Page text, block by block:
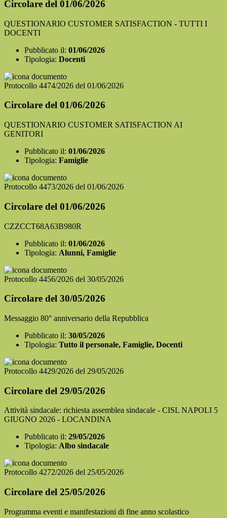
Circolare del 01/06/2026
QUESTIONARIO CUSTOMER SATISFACTION - TUTTI I
DOCENTI
Pubblicato il: 01/06/2026
Tipologia: Docenti
Protocollo 4474/2026 del 01/06/2026
Circolare del 01/06/2026
QUESTIONARIO CUSTOMER SATISFACTION AI
GENITORI
Pubblicato il: 01/06/2026
Tipologia: Famiglie
Protocollo 4473/2026 del 01/06/2026
Circolare del 01/06/2026
CZZCCT68A63B980R
Pubblicato il: 01/06/2026
Tipologia: Alunni, Famiglie
Protocollo 4456/2026 del 30/05/2026
Circolare del 30/05/2026
Messaggio 80° anniversario della Repubblica
Pubblicato il: 30/05/2026
Tipologia: Tutto il personale, Famiglie, Docenti
Protocollo 4429/2026 del 29/05/2026
Circolare del 29/05/2026
Attività sindacale: richiesta assemblea sindacale - CISL NAPOLI 5
GIUGNO 2026 - LOCANDINA
Pubblicato il: 29/05/2026
Tipologia: Albo sindacale
Protocollo 4272/2026 del 25/05/2026
Circolare del 25/05/2026
Programma eventi e manifestazioni di fine anno scolastico